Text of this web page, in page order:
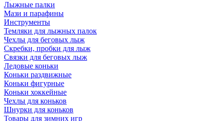
Лыжные палки
Мази и парафины
Инструменты
Темляки для лыжных палок
Чехлы для беговых лыж
Скребки, пробки для лыж
Связки для беговых лыж
Ледовые коньки
Коньки раздвижные
Коньки фигурные
Коньки хоккейные
Чехлы для коньков
Шнурки для коньков
Товары для зимних игр